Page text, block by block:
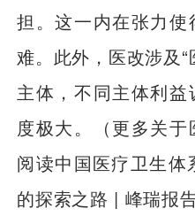
担。这一内在张力
难。此外，医改涉及
主体，不同主体利
度极大。（更多关
阅读中国医疗卫生
的探索之路 | 峰瑞报告